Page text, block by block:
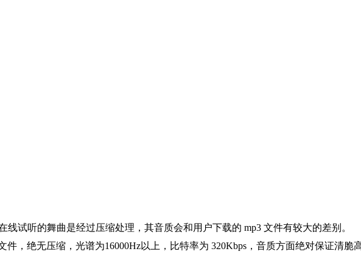
线试听的舞曲是经过压缩处理，其音质会和用户下载的 mp3文件有较大的差别。
件，绝无压缩，光谱为16000Hz以上，比特率为 320Kbps，音质方面绝对保证清脆